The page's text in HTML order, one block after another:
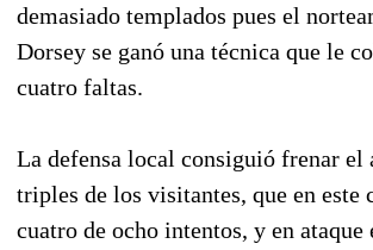
demasiado templados pues el
Dorsey se ganó una técnica que le
cuatro faltas.
La defensa local consiguió frenar el
triples de los visitantes, que en este
cuatro de ocho intentos, y en